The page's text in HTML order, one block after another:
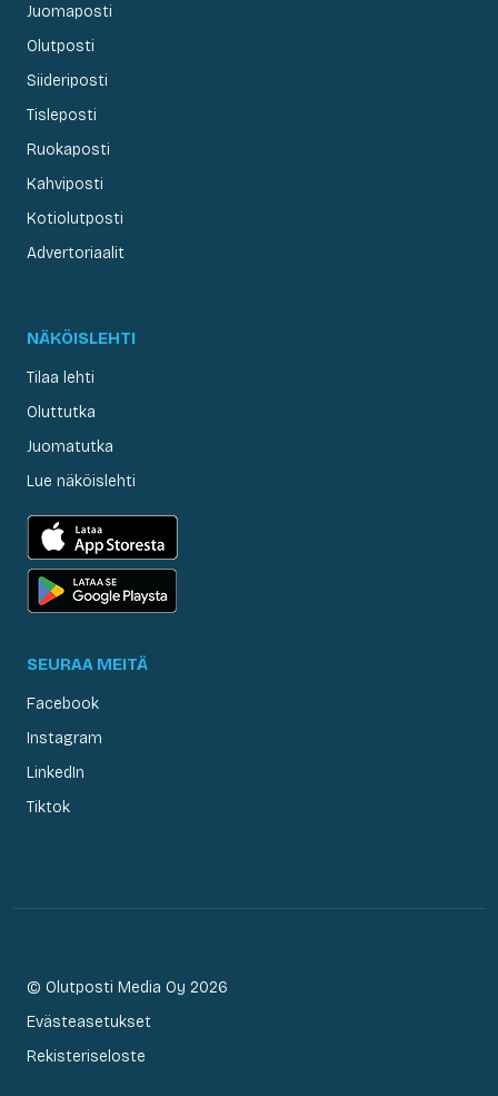
Juomaposti
Olutposti
Siideriposti
Tisleposti
Ruokaposti
Kahviposti
Kotiolutposti
Advertoriaalit
NÄKÖISLEHTI
Tilaa lehti
Oluttutka
Juomatutka
Lue näköislehti
SEURAA MEITÄ
Facebook
Instagram
LinkedIn
Tiktok
© Olutposti Media Oy 2026
Evästeasetukset
Rekisteriseloste